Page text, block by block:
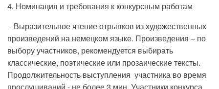
4. Номинация и требования к конкурсным работам
- Выразительное чтение отрывков из художественных
произведений на немецком языке. Произведения – по
выбору участников, рекомендуется выбирать
классические, поэтические или прозаические тексты.
Продолжительность выступления участника во время